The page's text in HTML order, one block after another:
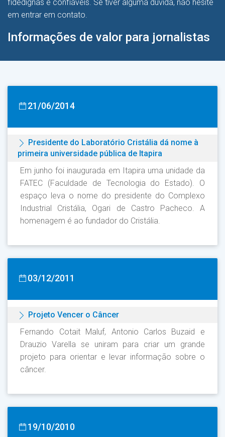
fidedignas e confiáveis. Se tiver alguma dúvida, não hesite
em entrar em contato.
Informações de valor para jornalistas
21/06/2014
Presidente do Laboratório Cristália dá nome à
primeira universidade pública de Itapira
Em junho foi inaugurada em Itapira uma unidade da
FATEC (Faculdade de Tecnologia do Estado). O
espaço leva o nome do presidente do Complexo
Industrial Cristália, Ogari de Castro Pacheco. A
homenagem é ao fundador do Cristália.
03/12/2011
Projeto Vencer o Câncer
Fernando Cotait Maluf, Antonio Carlos Buzaid e
Drauzio Varella se uniram para criar um grande
projeto para orientar e levar informação sobre o
câncer.
19/10/2010